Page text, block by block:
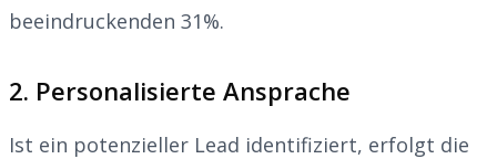
beeindruckenden 31%.
2. Personalisierte Ansprache
Ist ein potenzieller Lead identifiziert, erfolgt die